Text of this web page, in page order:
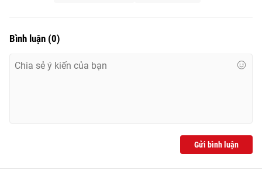
Bình luận (0)
Gửi bình luận